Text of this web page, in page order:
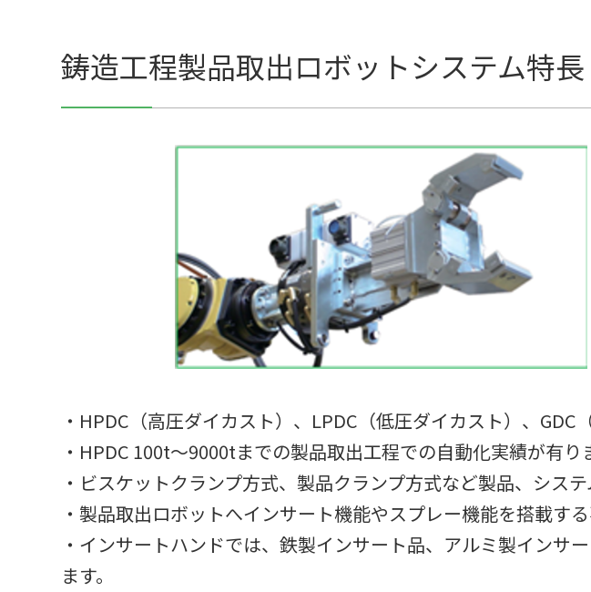
鋳造工程製品取出ロボットシステム特長
・HPDC（高圧ダイカスト）、LPDC（低圧ダイカスト）、
・HPDC 100t～9000tまでの製品取出工程での自動化実績が有り
・ビスケットクランプ方式、製品クランプ方式など製品、シス
・製品取出ロボットへインサート機能やスプレー機能を搭載する
・インサートハンドでは、鉄製インサート品、アルミ製インサ
ます。